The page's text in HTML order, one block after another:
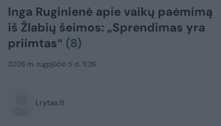
Inga Ruginienė apie vaikų paėmimą
iš Žlabių šeimos: „Sprendimas yra
priimtas“ (8)
2026 m. rugpjūčio 5 d. 11:26
Lrytas.lt